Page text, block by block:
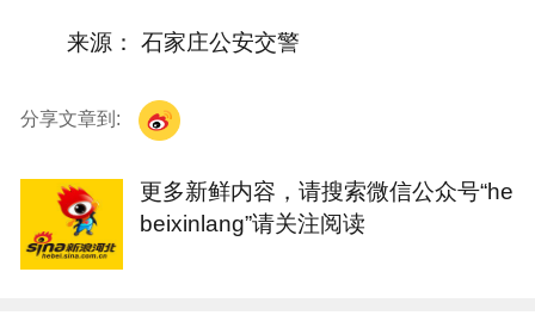
来源： 石家庄公安交警
分享文章到:
更多新鲜内容，请搜索微信公众号“he
beixinlang”请关注阅读